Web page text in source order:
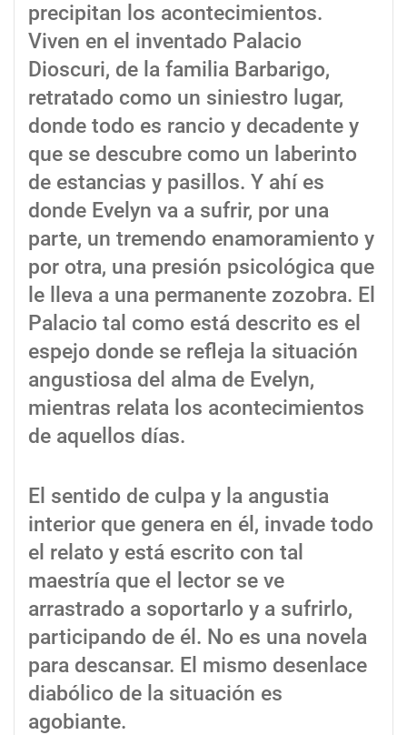
precipitan los acontecimientos.
Viven en el inventado Palacio
Dioscuri, de la familia Barbarigo,
retratado como un siniestro lugar,
donde todo es rancio y decadente y
que se descubre como un laberinto
de estancias y pasillos. Y ahí es
donde Evelyn va a sufrir, por una
parte, un tremendo enamoramiento y
por otra, una presión psicológica que
le lleva a una permanente zozobra. El
Palacio tal como está descrito es el
espejo donde se refleja la situación
angustiosa del alma de Evelyn,
mientras relata los acontecimientos
de aquellos días.
El sentido de culpa y la angustia
interior que genera en él, invade todo
el relato y está escrito con tal
maestría que el lector se ve
arrastrado a soportarlo y a sufrirlo,
participando de él. No es una novela
para descansar. El mismo desenlace
diabólico de la situación es
agobiante.